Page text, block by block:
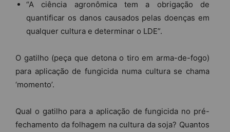
“A ciência agronômica tem a obrigação de
quantificar os danos causados pelas doenças em
qualquer cultura e determinar o LDE”.
O gatilho (peça que detona o tiro em arma-de-fogo)
para aplicação de fungicida numa cultura se chama
‘momento’.
Qual o gatilho para a aplicação de fungicida no pré-
fechamento da folhagem na cultura da soja? Quantos